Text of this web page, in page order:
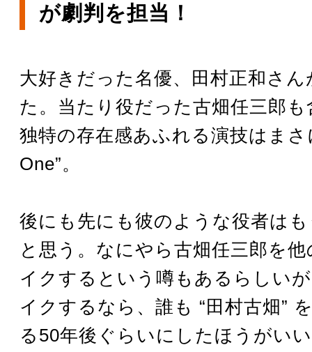
が劇判を担当！
大好きだった名優、田村正和さ
た。当たり役だった古畑任三郎
独特の存在感あふれる演技はまさ
One”。
後にも先にも彼のような役者は
と思う。なにやら古畑任三郎を
イクするという噂もあるらしい
イクするなら、誰も “田村古畑”
る50年後ぐらいにしたほうがい